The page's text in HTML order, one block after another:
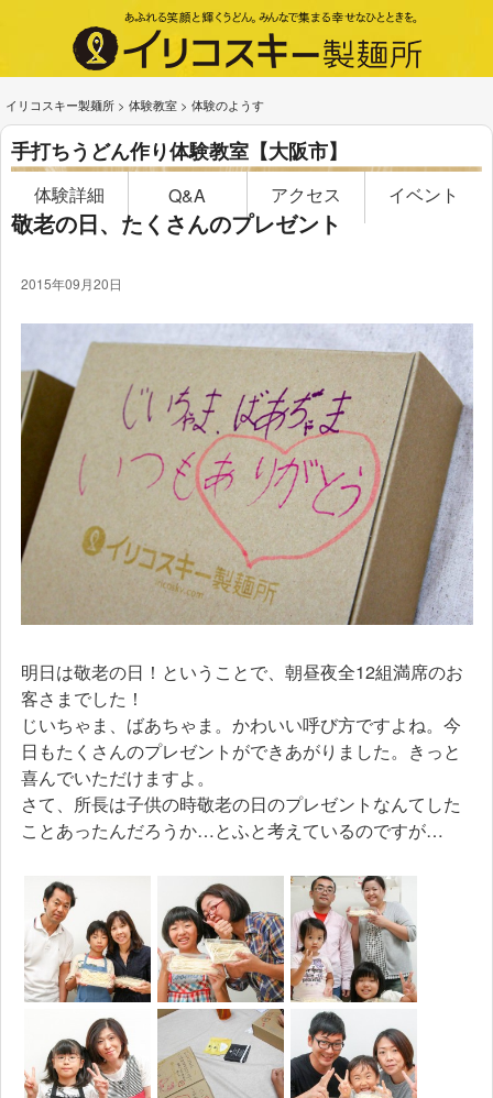
イリコスキー製麺所 > 体験教室 > 体験のようす
手打ちうどん作り体験教室【大阪市】
体験詳細 Q&A アクセス イベント
敬老の日、たくさんのプレゼント
2015年09月20日
明日は敬老の日！ということで、朝昼夜全12組満席のお
客さまでした！
じいちゃま、ばあちゃま。かわいい呼び方ですよね。今
日もたくさんのプレゼントができあがりました。きっと
喜んでいただけますよ。
さて、所長は子供の時敬老の日のプレゼントなんてした
ことあったんだろうか…とふと考えているのですが…